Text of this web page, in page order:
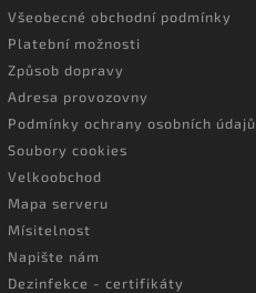
Všeobecné obchodní podmínky
Platební možnosti
Způsob dopravy
Adresa provozovny
Podmínky ochrany osobních údajů
Soubory cookies
Velkoobchod
Mapa serveru
Mísitelnost
Napište nám
Dezinfekce - certifikáty